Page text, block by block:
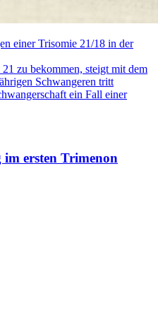
einer Trisomie 21/18 in der
zu bekommen, steigt mit dem
Schwangeren tritt
ein Fall einer
ersten Trimenon